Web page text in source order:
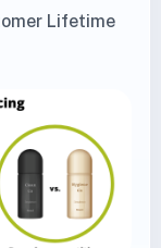
Lifetime